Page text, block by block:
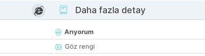
Daha fazla detay
Arıyorum
Göz rengi